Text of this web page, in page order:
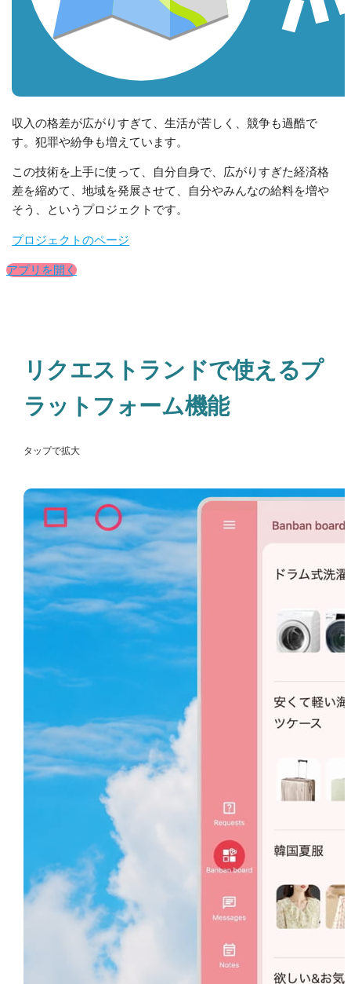
収入の格差が広がりすぎて、生活が苦しく、競争も過酷で
す。犯罪や紛争も増えています。
この技術を上手に使って、自分自身で、広がりすぎた経済格
差を縮めて、地域を発展させて、自分やみんなの給料を増や
そう、というプロジェクトです。
プロジェクトのページ
アプリを開く
リクエストランドで使えるプ
ラットフォーム機能
タップで拡大